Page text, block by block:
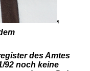
des Amtes
92 noch keine